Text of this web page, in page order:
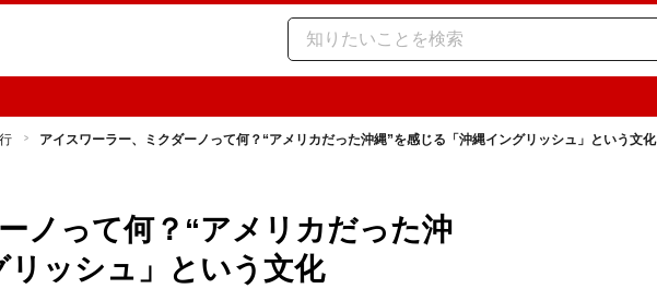
アイスワーラー、ミクダーノって何？“アメリカだった沖縄”を感じる「沖縄イングリッシュ」という文化
ノって何？“アメリカだった沖
ッシュ」という文化